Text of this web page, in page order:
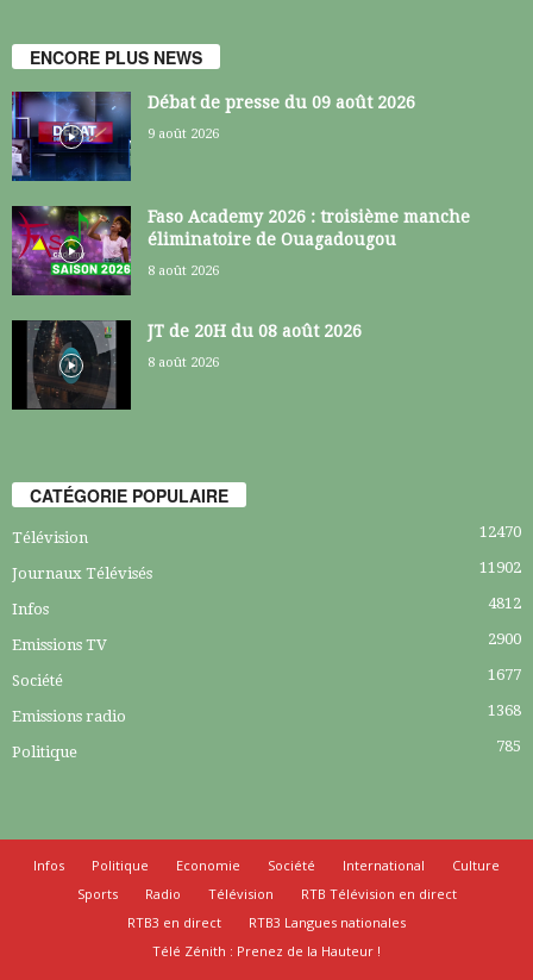
ENCORE PLUS NEWS
Débat de presse du 09 août 2026
9 août 2026
Faso Academy 2026 : troisième manche
éliminatoire de Ouagadougou
8 août 2026
JT de 20H du 08 août 2026
8 août 2026
CATÉGORIE POPULAIRE
Télévision 12470
Journaux Télévisés 11902
Infos 4812
Emissions TV 2900
Société 1677
Emissions radio 1368
Politique 785
Infos Politique Economie Société International
Culture
Sports
Radio Télévision
RTB Télévision en direct
RTB3 en direct
RTB3 Langues nationales
Télé Zénith : Prenez de la Hauteur !